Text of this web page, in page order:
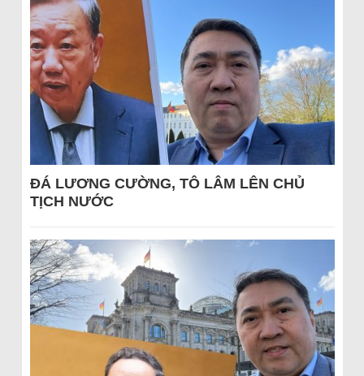
ĐÁ LƯƠNG CƯỜNG, TÔ LÂM LÊN CHỦ
TỊCH NƯỚC